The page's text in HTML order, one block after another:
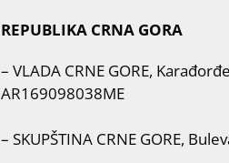
REPUBLIKA CRNA GORA
– VLADA CRNE GORE,
AR169098038ME
– SKUPŠTINA CRNE GORE,